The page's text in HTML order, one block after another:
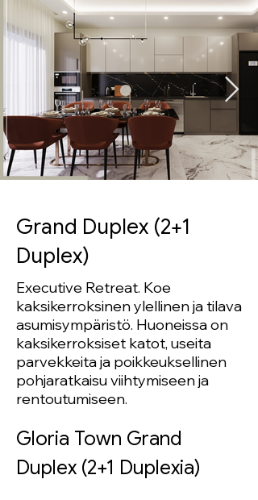
Grand Duplex (2+1
Duplex)
Executive Retreat. Koe
kaksikerroksinen ylellinen ja tilava
asumisympäristö. Huoneissa on
kaksikerroksiset katot, useita
parvekkeita ja poikkeuksellinen
pohjaratkaisu viihtymiseen ja
rentoutumiseen.
Gloria Town Grand
Duplex (2+1 Duplexia)